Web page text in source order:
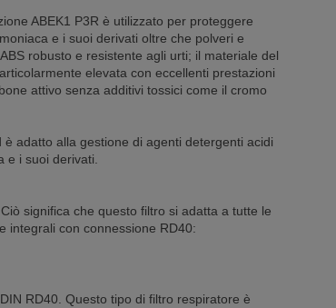
ABEK1 P3R è utilizzato per proteggere
e i suoi derivati oltre che polveri e
robusto e resistente agli urti; il materiale del
elevata con eccellenti prestazioni
attivo senza additivi tossici come il cromo
adatto alla gestione di agenti detergenti acidi
e i suoi derivati.
significa che questo filtro si adatta a tutte le
integrali con connessione RD40:
RD40. Questo tipo di filtro respiratore è